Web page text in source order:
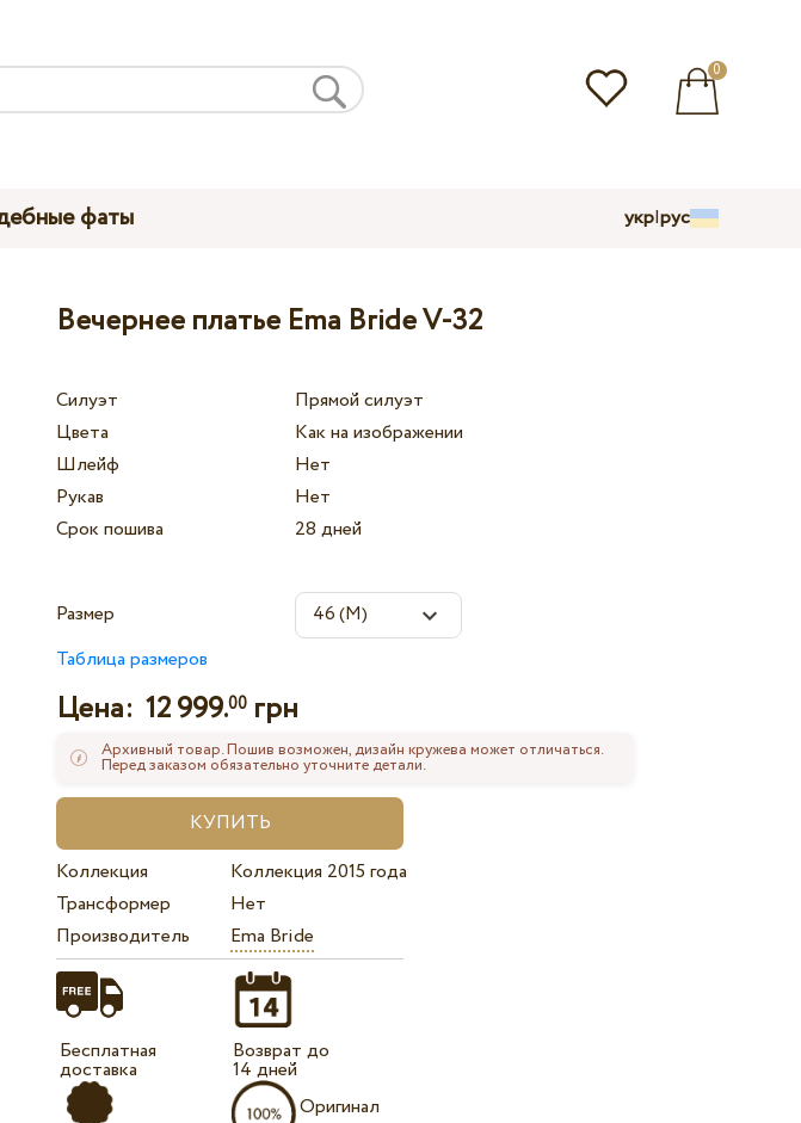
0
фаты укр|рус
Вечернее платье Ema Bride V-32
Силуэт
Прямой силуэт
Цвета
Как на изображении
Шлейф
Нет
Рукав
Нет
Срок пошива
28 дней
Размер
Таблица размеров
Цена:12 999.00 грн
Архивный товар. Пошив возможен, дизайн кружева может отличаться.
Перед заказом обязательно уточните детали.
Коллекция
Коллекция 2015 года
Трансформер
Нет
Производитель
Ema Bride
Бесплатная
доставка
Возврат до
14 дней
Оригинал